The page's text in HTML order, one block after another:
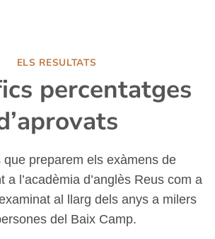
ELS RESULTATS
percentatges
que preparem els exàmens de
a l’acadèmia d’anglès Reus com a
al llarg dels anys a milers
del Baix Camp.